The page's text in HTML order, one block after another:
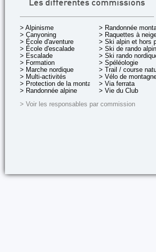
Les différentes commissions
> Alpinisme
> Canyoning
> École d'aventure
> École d'escalade
> Escalade
> Formation
> Marche nordique
> Multi-activités
> Protection de la montagne
> Randonnée alpine
> Randonnée
> Raquettes à
> Ski alpin et hors
> Ski de rando
> Ski rando
> Spéléologie
> Trail / course
> Vélo de
> Via ferrata
> Vie du Club
> Voir les responsables par commission